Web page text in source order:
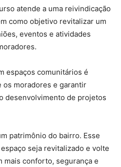
atende a uma reivindicação
como objetivo revitalizar um
eventos e atividades
espaços comunitários é
moradores e garantir
desenvolvimento de projetos
patrimônio do bairro. Esse
seja revitalizado e volte
mais conforto, segurança e